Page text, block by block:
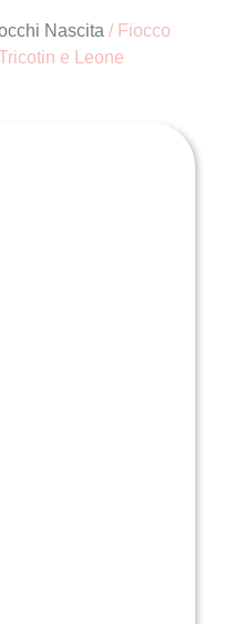
Nascita / Fiocco
e Leone